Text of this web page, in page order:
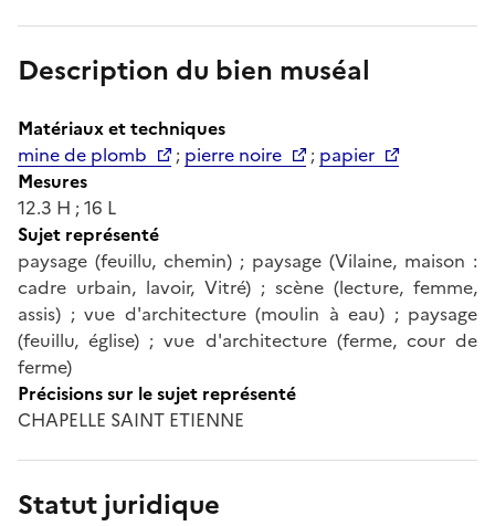
Description du bien muséal
Matériaux et techniques
mine de plomb
; pierre noire ; papier
Mesures
12.3 H ; 16 L
Sujet représenté
paysage (feuillu, chemin) ; paysage (Vilaine, maison :
cadre urbain, lavoir, Vitré) ; scène (lecture, femme,
assis) ; vue d'architecture (moulin à eau) ; paysage
(feuillu, église) ; vue d'architecture (ferme, cour de
ferme)
Précisions sur le sujet représenté
CHAPELLE SAINT ETIENNE
Statut juridique